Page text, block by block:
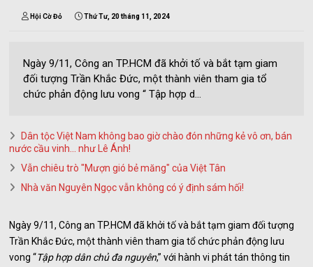
Hội Cờ Đỏ Thứ Tư, 20 tháng 11, 2024
Ngày 9/11, Công an TP.HCM đã khởi tố và bắt tạm giam
đối tượng Trần Khắc Đức, một thành viên tham gia tổ
chức phản động lưu vong “ Tập hợp d...
Dân tộc Việt Nam không bao giờ chào đón những kẻ vô ơn, bán
nước cầu vinh... như Lê Ánh!
Vẫn chiêu trò "Mượn gió bẻ măng" của Việt Tân
Nhà văn Nguyên Ngọc vẫn không có ý định sám hối!
Ngày 9/11, Công an TP.HCM đã khởi tố và bắt tạm giam đối tượng
Trần Khắc Đức, một thành viên tham gia tổ chức phản động lưu
vong “Tập hợp dân chủ đa nguyên,” với hành vi phát tán thông tin